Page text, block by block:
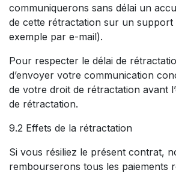
communiquerons sans délai un
de cette rétractation sur un
exemple par e-mail).
Pour respecter le délai de
d’envoyer votre communication
de votre droit de rétractation avant
de rétractation.
9.2 Effets de la rétractation
Si vous résiliez le présent contrat,
rembourserons tous les paiements